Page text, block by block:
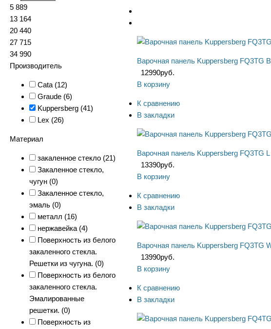
5 889
13 164
20 440
27 715
34 990
Производитель
Cata (12)
Graude (6)
Kuppersberg (41)
Lex (26)
Материал
закаленное стекло (21)
Закаленное стекло,
чугун (0)
Закаленное стекло,
эмаль (0)
металл (16)
нержавейка (4)
Поверхность из белого
закаленного стекла.
Решетки из чугуна. (0)
Поверхность из белого
закаленного стекла.
Эмалированные
решетки. (0)
Поверхность из
Варочная панель Kuppersberg FQ3TG B
12990руб.
В корзину
К сравнению
В закладки
Варочная панель Kuppersberg FQ3TG L
13390руб.
В корзину
К сравнению
В закладки
Варочная панель Kuppersberg FQ3TG
13990руб.
В корзину
К сравнению
В закладки